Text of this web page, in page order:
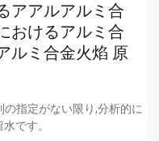
アアルアルミ合
おけるアルミ合
ルミ合金火焰 原
指定がない限り,分析的に
です。